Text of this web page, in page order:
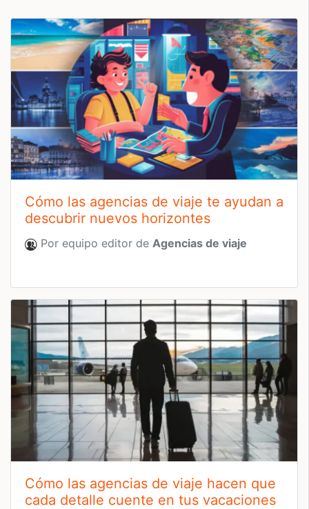
Cómo las agencias de viaje te ayudan a
descubrir nuevos horizontes
Por equipo editor de Agencias de viaje
Cómo las agencias de viaje hacen que
cada detalle cuente en tus vacaciones